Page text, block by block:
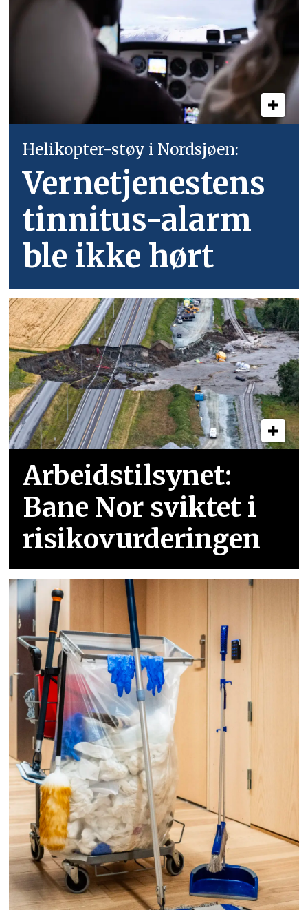
Helikopter-støy i Nordsjøen:
Vernetjenestens
tinnitus-alarm
ble ikke hørt
Arbeidstilsynet:
Bane Nor sviktet i
risikovurderingen